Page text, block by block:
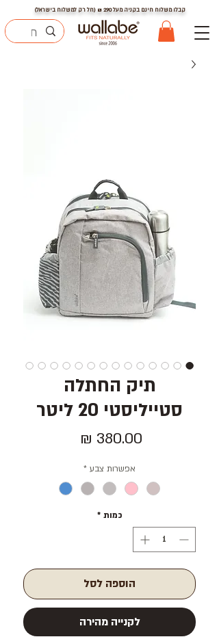
קבלו משלוח חינם בקניה מעל290₪ (חל רק למשלוח בישראל)
תיק החתלה
סטייליסטי 20 ליטר
אפשרות צבע *
כמות *
הוספה לסל
לקנייה מהירה